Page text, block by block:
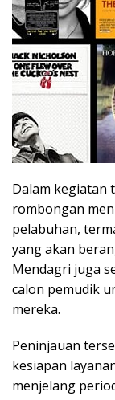
Dalam kegiatan
rombongan
pelabuhan,
yang akan
Mendagri juga
calon pemudik
mereka.
Peninjauan
kesiapan
menjelang